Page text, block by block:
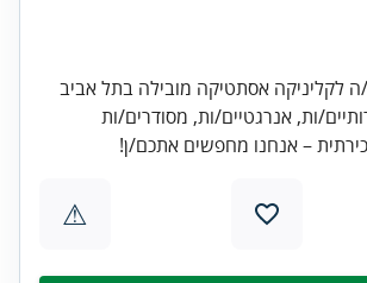
לקליניקה אסתטיקה מובילה בתל אביב
ות, אנרגטיים/ות, מסודרים/ות
– אנחנו מחפשים אתכם/ן!
⚠